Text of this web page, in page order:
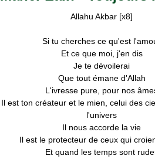
Allahu Akbar [x8]
Si tu cherches ce qu'est
Et ce que moi, j'en dis
Je te dévoilerai
Que tout émane d'Allah
L'ivresse pure, pour nos
Il est ton créateur et le mien, celui des
l'univers
Il nous accorde la vie
Il est le protecteur de ceux qui
Et quand les temps sont